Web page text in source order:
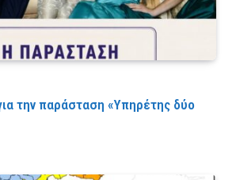
την παράσταση «Υπηρέτης δύο